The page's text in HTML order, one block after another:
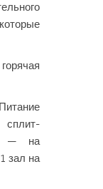
сплит-
— на
зал на